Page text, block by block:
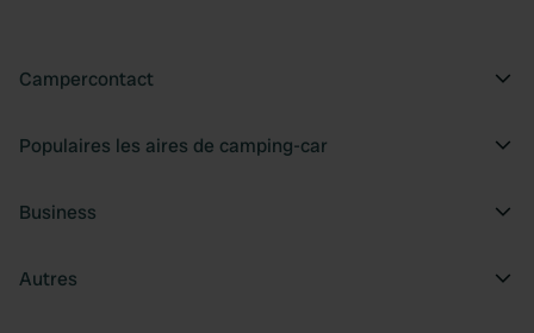
Campercontact
Populaires les aires de camping-car
Business
Autres